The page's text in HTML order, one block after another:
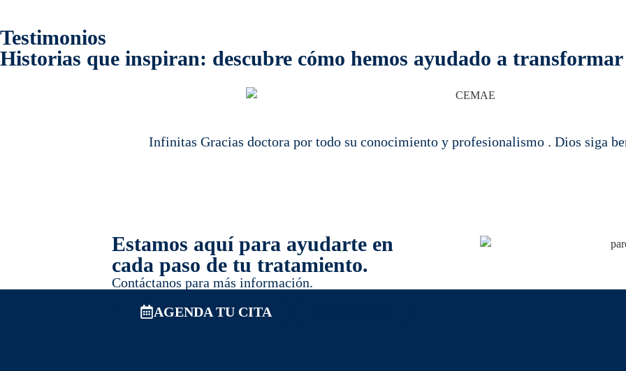
Testimonios
Historias que inspiran: descubre cómo hemos ayudado a
Infinitas Gracias doctora por todo su conocimiento y profesionalismo . Dios siga
Estamos aquí para ayudarte en
cada paso de tu tratamiento.
Contáctanos para más información.
AGENDA TU CITA